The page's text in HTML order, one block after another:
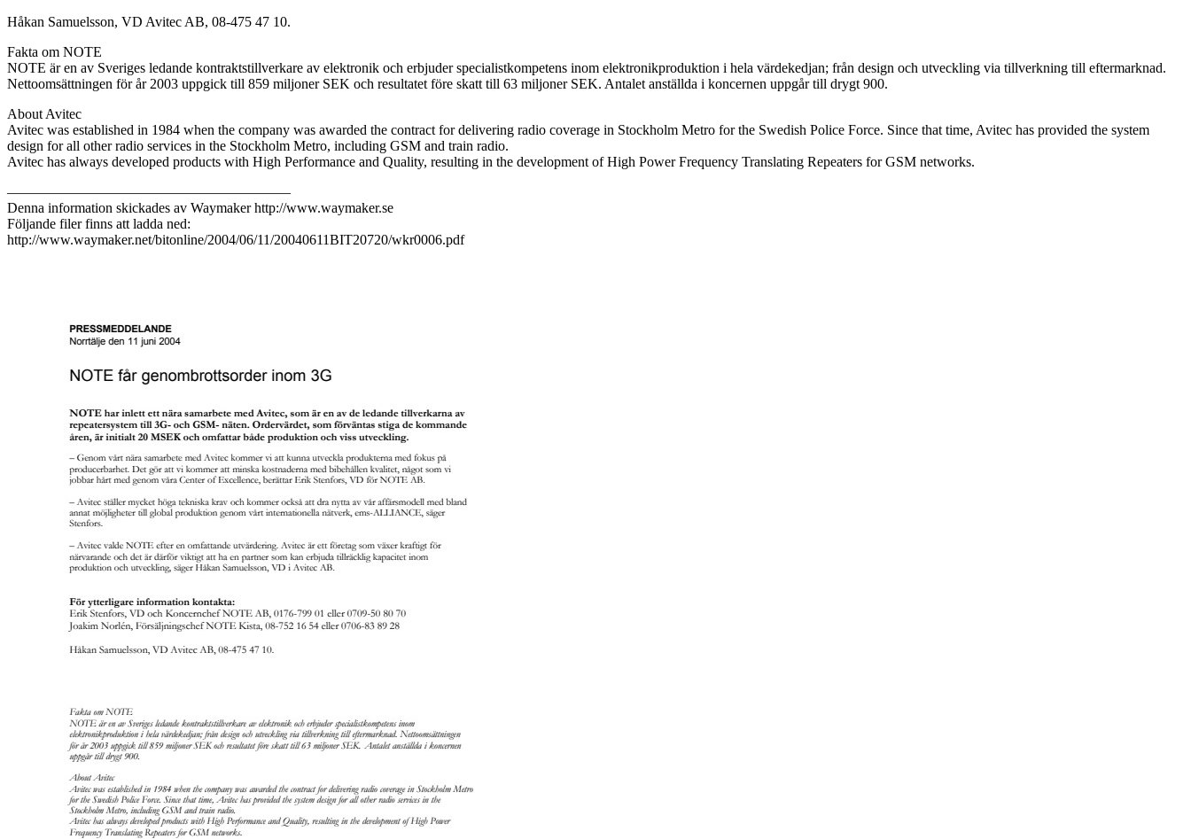
Håkan Samuelsson, VD Avitec AB, 08-475 47 10.
Fakta om NOTE
NOTE är en av Sveriges ledande kontraktstillverkare av elektronik och erbjuder specialistkompetens inom elektronikproduktion i hela värdekedjan; från design och utveckling via tillverkning till eftermarknad.
Nettoomsättningen för år 2003 uppgick till 859 miljoner SEK och resultatet före skatt till 63 miljoner SEK. Antalet anställda i koncernen uppgår till drygt 900.
About Avitec
Avitec was established in 1984 when the company was awarded the contract for delivering radio coverage in Stockholm Metro for the Swedish Police Force. Since that time, Avitec has provided the system
design for all other radio services in the Stockholm Metro, including GSM and train radio.
Avitec has always developed products with High Performance and Quality, resulting in the development of High Power Frequency Translating Repeaters for GSM networks.
————————————————————
Denna information skickades av Waymaker http://www.waymaker.se
Följande filer finns att ladda ned:
http://www.waymaker.net/bitonline/2004/06/11/20040611BIT20720/wkr0006.pdf